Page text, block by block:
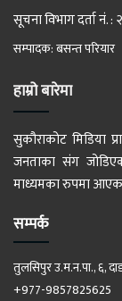
सूचना विभाग दर्ता नं.
सम्पादक: बसन्त परियार
हाम्रो बारेमा
सुकौराकोट मिडिया
जनताका संग
माध्यमका रुपमा
सम्पर्क
तुलसिपुर उ.म.न.पा., ६,
+977-9857825625